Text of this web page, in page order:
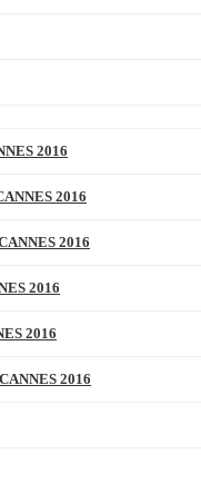
2016
2016
2016
2016
2016
2016